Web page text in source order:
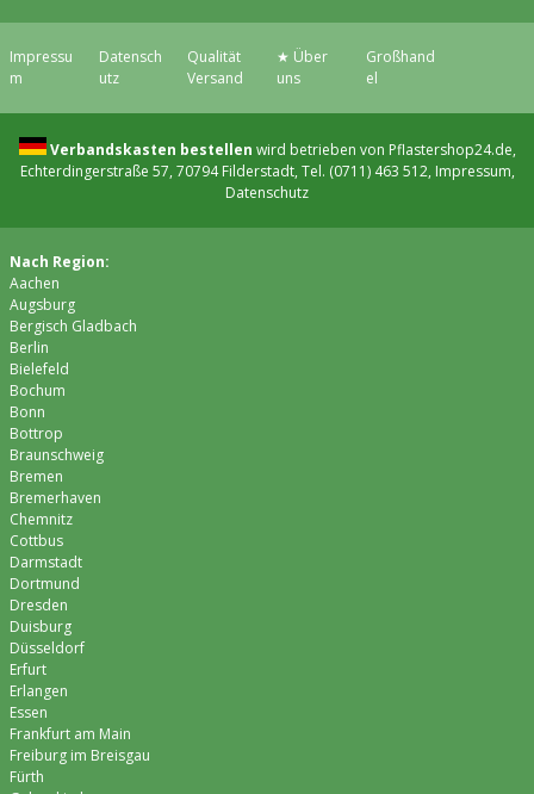
Impressu
m
Datensch
utz
Qualität
Versand
★ Über
uns
Großhand
el
Verbandskasten bestellen wird betrieben von Pflastershop24.de,
Echterdingerstraße 57, 70794 Filderstadt, Tel. (0711) 463 512, Impressum,
Datenschutz
Nach Region:
Aachen
Augsburg
Bergisch Gladbach
Berlin
Bielefeld
Bochum
Bonn
Bottrop
Braunschweig
Bremen
Bremer­haven
Chemnitz
Cottbus
Darmstadt
Dortmund
Dresden
Duisburg
Düsseldorf
Erfurt
Erlangen
Essen
Frankfurt am Main
Freiburg im Breisgau
Fürth